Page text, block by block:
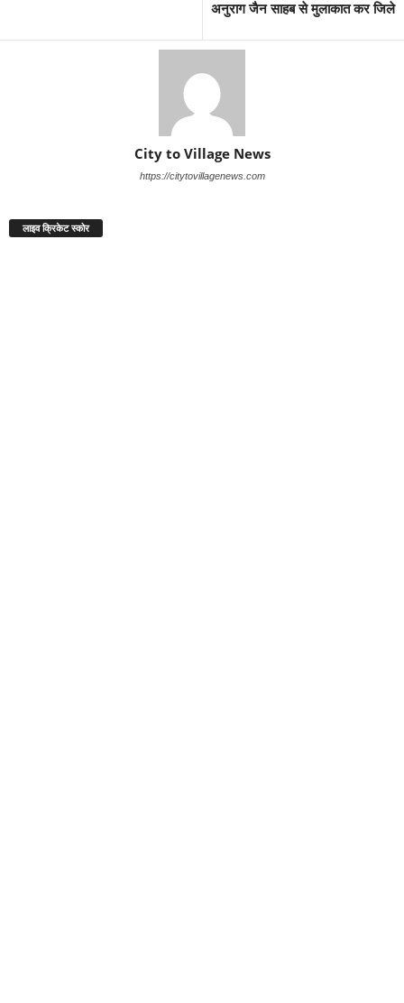
अनुराग जैन साहब से मुलाकात कर जिले
City to Village News
https://citytovillagenews.com
लाइव क्रिकेट स्कोर